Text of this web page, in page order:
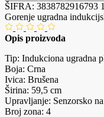
ŠIFRA: 3838782916793
Gorenje ugradna
Opis proizvoda
Tip: Indukciona ugradna
Boja: Crna
Ivica: Brušena
Širina: 59,5 cm
Upravljanje: Senzorsko
Broj zona: 4